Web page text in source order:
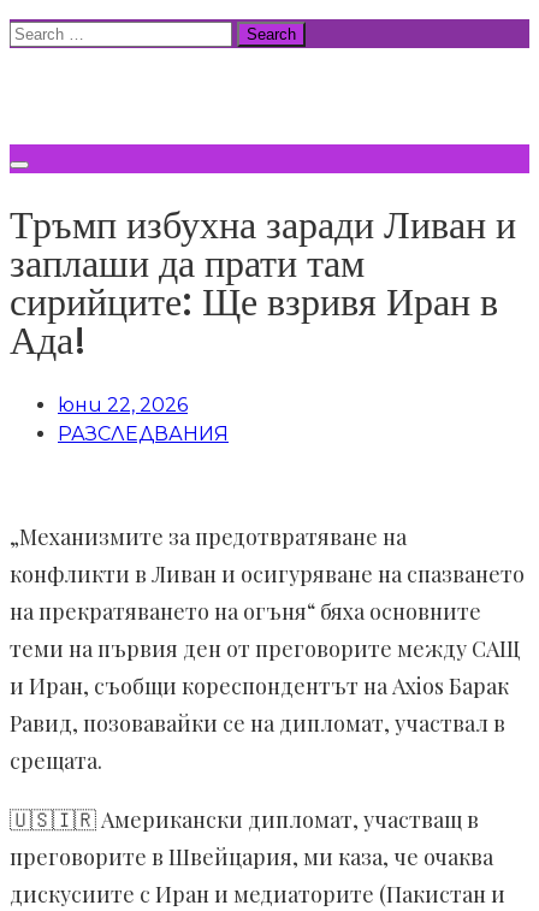
Skip
Search
Тръмп избухна заради Ливан и
заплаши да прати там
сирийците: Ще взривя Иран в
Ада!
юни 22, 2026
РАЗСЛЕДВАНИЯ
„Механизмите за предотвратяване на
конфликти в Ливан и осигуряване на спазването
на прекратяването на огъня“ бяха основните
теми на първия ден от преговорите между САЩ
и Иран, съобщи кореспондентът на Axios Барак
Равид, позовавайки се на дипломат, участвал в
срещата.
🇺🇸🇮🇷 Американски дипломат, участващ в
преговорите в Швейцария, ми каза, че очаква
дискусиите с Иран и медиаторите (Пакистан и